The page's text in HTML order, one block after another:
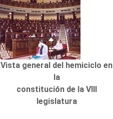
Vista general del hemiciclo en
la
constitución de la VIII
legislatura